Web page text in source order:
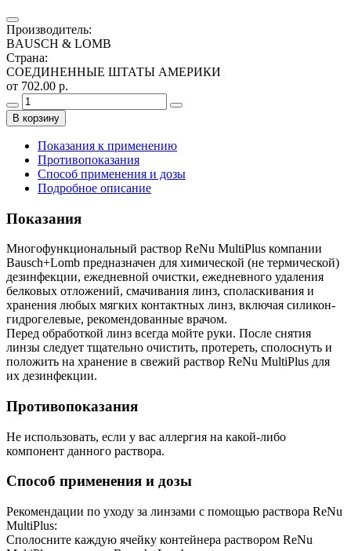
Производитель:
BAUSCH & LOMB
Страна:
СОЕДИНЕННЫЕ ШТАТЫ АМЕРИКИ
от 702.00 р.
В корзину
Показания к применению
Противопоказания
Способ применения и дозы
Подробное описание
Показания
Многофункциональный раствор ReNu MultiPlus компании
Bausch+Lomb предназначен для химической (не термической)
дезинфекции, ежедневной очистки, ежедневного удаления
белковых отложений, смачивания линз, споласкивания и
хранения любых мягких контактных линз, включая силикон-
гидрогелевые, рекомендованные врачом.
Перед обработкой линз всегда мойте руки. После снятия
линзы следует тщательно очистить, протереть, сполоснуть и
положить на хранение в свежий раствор ReNu MultiPlus для
их дезинфекции.
Противопоказания
Не использовать, если у вас аллергия на какой-либо
компонент данного раствора.
Способ применения и дозы
Рекомендации по уходу за линзами с помощью раствора ReNu
MultiPlus:
Сполосните каждую ячейку контейнера раствором ReNu